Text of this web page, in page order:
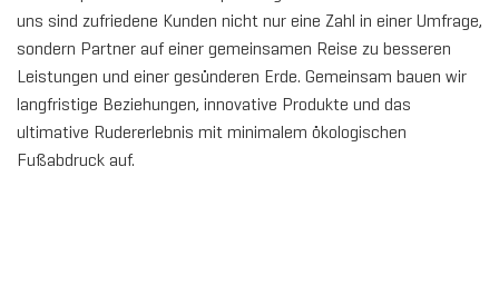
uns sind zufriedene Kunden nicht nur eine Zahl in einer Umfrage,
sondern Partner auf einer gemeinsamen Reise zu besseren
Leistungen und einer gesünderen Erde. Gemeinsam bauen wir
langfristige Beziehungen, innovative Produkte und das
ultimative Rudererlebnis mit minimalem ökologischen
Fußabdruck auf.